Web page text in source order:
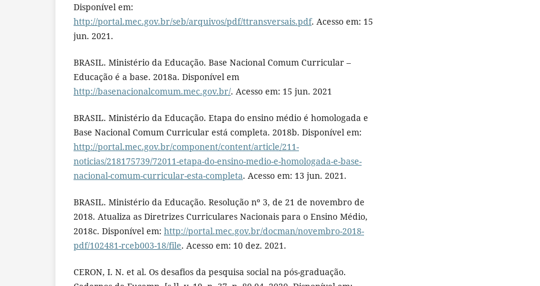
Disponível em:
http://portal.mec.gov.br/seb/arquivos/pdf/ttransversais.pdf. Acesso em: 15
jun. 2021.
BRASIL. Ministério da Educação. Base Nacional Comum Curricular –
Educação é a base. 2018a. Disponível em
http://basenacionalcomum.mec.gov.br/. Acesso em: 15 jun. 2021
BRASIL. Ministério da Educação. Etapa do ensino médio é homologada e
Base Nacional Comum Curricular está completa. 2018b. Disponível em:
http://portal.mec.gov.br/component/content/article/211-
noticias/218175739/72011-etapa-do-ensino-medio-e-homologada-e-base-
nacional-comum-curricular-esta-completa. Acesso em: 13 jun. 2021.
BRASIL. Ministério da Educação. Resolução nº 3, de 21 de novembro de
2018. Atualiza as Diretrizes Curriculares Nacionais para o Ensino Médio,
2018c. Disponível em: http://portal.mec.gov.br/docman/novembro-2018-
pdf/102481-rceb003-18/file. Acesso em: 10 dez. 2021.
CERON, I. N. et al. Os desafios da pesquisa social na pós-graduação.